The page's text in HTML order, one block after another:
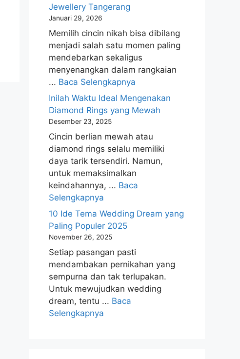
Jewellery Tangerang
Januari 29, 2026
Memilih cincin nikah bisa dibilang
menjadi salah satu momen paling
mendebarkan sekaligus
menyenangkan dalam rangkaian
... Baca Selengkapnya
Inilah Waktu Ideal Mengenakan
Diamond Rings yang Mewah
Desember 23, 2025
Cincin berlian mewah atau
diamond rings selalu memiliki
daya tarik tersendiri. Namun,
untuk memaksimalkan
keindahannya, ... Baca
Selengkapnya
10 Ide Tema Wedding Dream yang
Paling Populer 2025
November 26, 2025
Setiap pasangan pasti
mendambakan pernikahan yang
sempurna dan tak terlupakan.
Untuk mewujudkan wedding
dream, tentu ... Baca
Selengkapnya